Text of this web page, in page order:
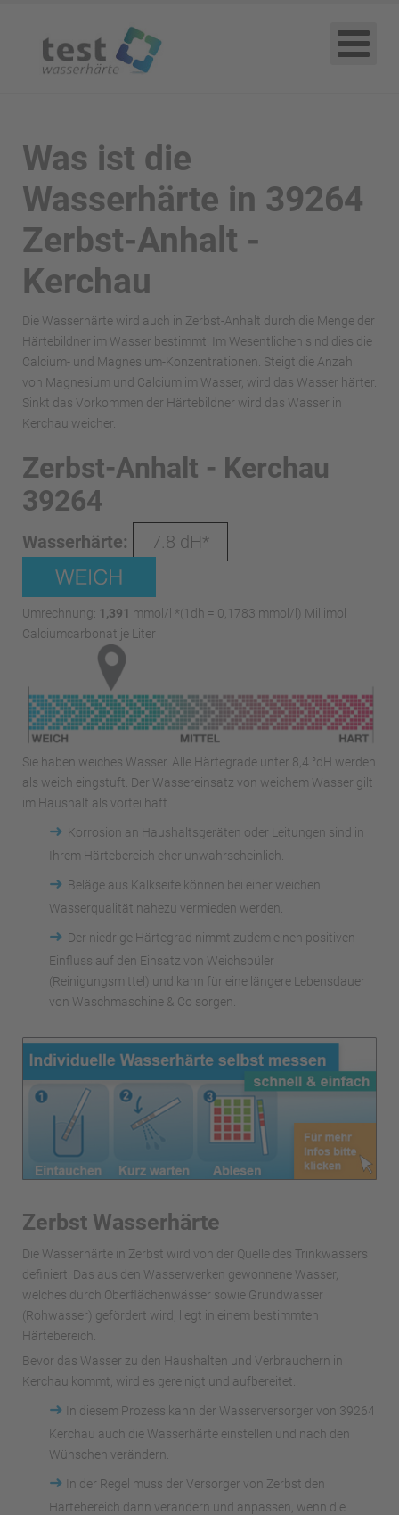
Was ist die
Wasserhärte in 39264
Zerbst-Anhalt -
Kerchau
Die Wasserhärte wird auch in Zerbst-Anhalt durch die Menge der
Härtebildner im Wasser bestimmt. Im Wesentlichen sind dies die
Calcium- und Magnesium-Konzentrationen. Steigt die Anzahl
von Magnesium und Calcium im Wasser, wird das Wasser härter.
Sinkt das Vorkommen der Härtebildner wird das Wasser in
Kerchau weicher.
Zerbst-Anhalt - Kerchau
39264
Wasserhärte: 7.8 dH*
Umrechnung: 1,391 mmol/l *(1dh = 0,1783 mmol/l) Millimol
Calciumcarbonat je Liter
Sie haben weiches Wasser. Alle Härtegrade unter 8,4 °dH werden
als weich eingstuft. Der Wassereinsatz von weichem Wasser gilt
im Haushalt als vorteilhaft.
➜ Korrosion an Haushaltsgeräten oder Leitungen sind in
Ihrem Härtebereich eher unwahrscheinlich.
➜ Beläge aus Kalkseife können bei einer weichen
Wasserqualität nahezu vermieden werden.
➜ Der niedrige Härtegrad nimmt zudem einen positiven
Einfluss auf den Einsatz von Weichspüler
(Reinigungsmittel) und kann für eine längere Lebensdauer
von Waschmaschine & Co sorgen.
Zerbst Wasserhärte
Die Wasserhärte in Zerbst wird von der Quelle des Trinkwassers
definiert. Das aus den Wasserwerken gewonnene Wasser,
welches durch Oberflächenwässer sowie Grundwasser
(Rohwasser) gefördert wird, liegt in einem bestimmten
Härtebereich.
Bevor das Wasser zu den Haushalten und Verbrauchern in
Kerchau kommt, wird es gereinigt und aufbereitet.
➜
In diesem Prozess kann der Wasserversorger von 39264
Kerchau auch die Wasserhärte einstellen und nach den
Wünschen verändern.
➜
In der Regel muss der Versorger von Zerbst den
Härtebereich dann verändern und anpassen, wenn die